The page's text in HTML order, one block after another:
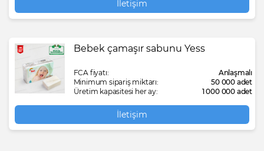
İletişim
Bebek çamaşır sabunu Yess
FCA fiyatı:
Anlaşmalı
Minimum sipariş miktarı:
50 000 adet
Üretim kapasitesi her ay:
1 000 000 adet
İletişim